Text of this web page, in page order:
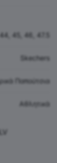
45, 46, 47.5
Skechers
Παπούτσια
Αθλητικά